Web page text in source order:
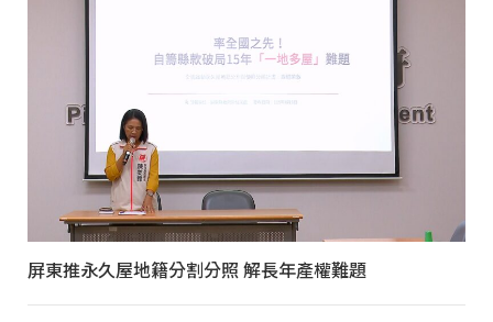
屏東推永久屋地籍分割分照 解長年產權難題